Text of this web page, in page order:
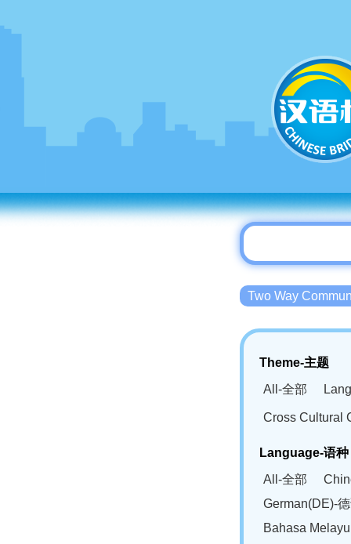
Two Way
Theme-主题
All-全部
Cross Cultural
Language-语种
All-全部
German(DE)-
Bahasa